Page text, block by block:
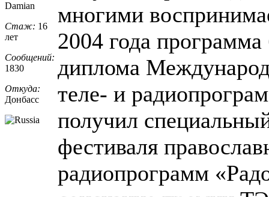
Damian
Стаж: 16
лет
Сообщений:
1830
Откуда:
Донбасс
многими
2004 года
диплома
теле- и
получил
фестиваля
радиопрограмм